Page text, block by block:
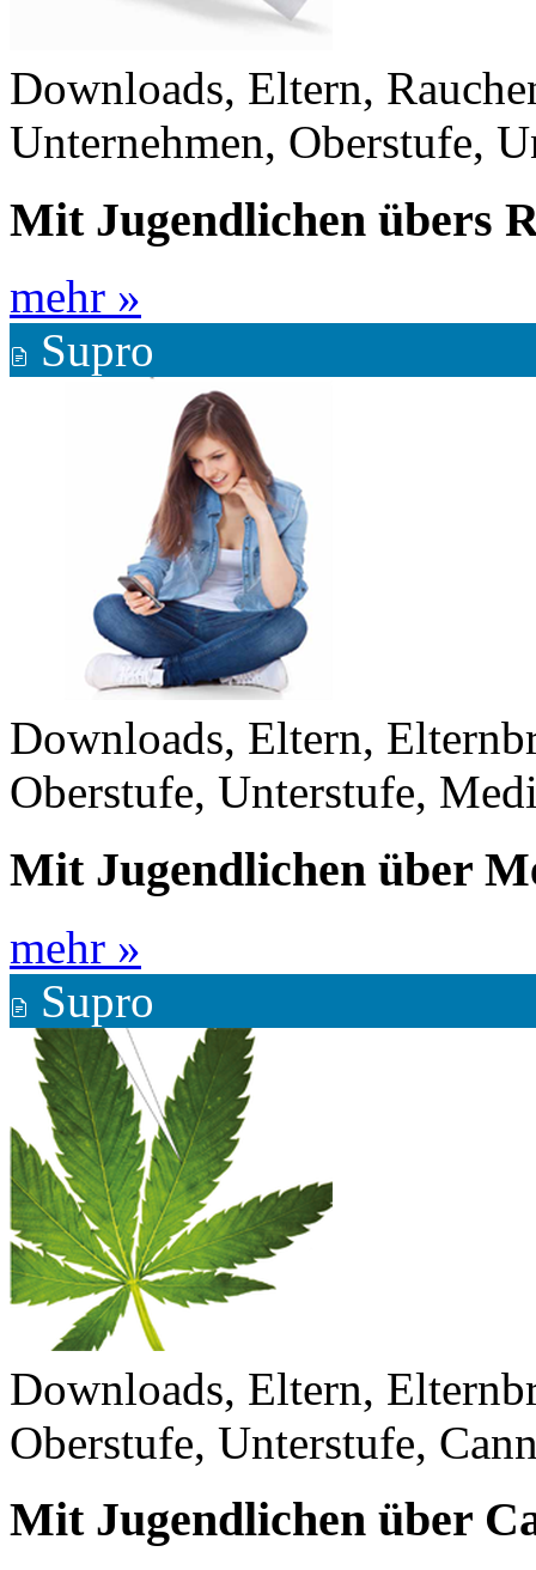
Downloads, Eltern,
Unternehmen, Oberstufe,
Mit Jugendlichen übers
mehr »
Supro
Downloads, Eltern,
Oberstufe, Unterstufe,
Mit Jugendlichen über
mehr »
Supro
Downloads, Eltern,
Oberstufe, Unterstufe,
Mit Jugendlichen über